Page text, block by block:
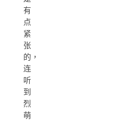
有
点
紧
张
的，
连
听
到
烈
萌